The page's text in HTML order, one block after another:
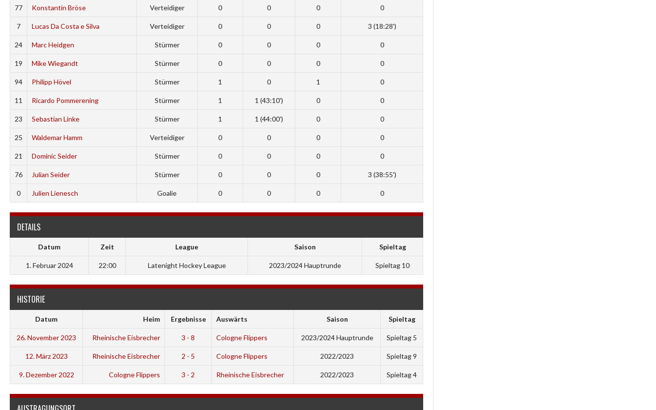
77 Konstantin Bröse Verteidiger 0 0 0 0
7 Lucas Da Costa e Silva Verteidiger 0 0 0 3 (18:28')
24 Marc Heidgen Stürmer 0 0 0 0
19 Mike Wiegandt Stürmer 0 0 0 0
94 Philipp Hövel Stürmer 1 0 1 0
11 Ricardo Pommerening Stürmer 1 1 (43:10') 0 0
23 Sebastian Linke Stürmer 1 1 (44:00') 0 0
25 Waldemar Hamm Verteidiger 0 0 0 0
21 Dominic Seider Stürmer 0 0 0 0
76 Julian Seider Stürmer 0 0 0 3 (38:55')
0 Julien Lienesch Goalie 0 0 0 0
DETAILS
Datum Zeit League Saison Spieltag
1. Februar 2024 22:00 Latenight Hockey League 2023/2024 Hauptrunde Spieltag 10
HISTORIE
Datum Heim Ergebnisse Auswärts Saison Spieltag
26. November 2023 Rheinische Eisbrecher 3 - 8 Cologne Flippers 2023/2024 Hauptrunde Spieltag 5
12. März 2023 Rheinische Eisbrecher 2 - 5 Cologne Flippers 2022/2023 Spieltag 9
9. Dezember 2022 Cologne Flippers 3 - 2 Rheinische Eisbrecher 2022/2023 Spieltag 4